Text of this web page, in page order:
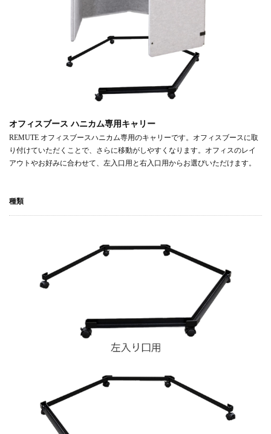
オフィスブース ハニカム専用キャリー
REMUTE オフィスブースハニカム専用のキャリーです。オフィスブースに取
り付けていただくことで、さらに移動がしやすくなります。オフィスのレイ
アウトやお好みに合わせて、左入口用と右入口用からお選びいただけます。
種類